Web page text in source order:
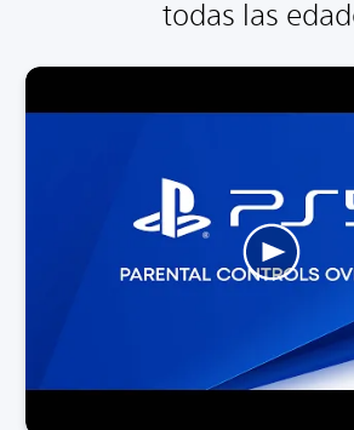
todas las